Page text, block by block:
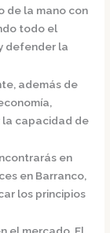
de la mano con
todo el
defender la
además de
la capacidad de
en
en Barranco,
los principios